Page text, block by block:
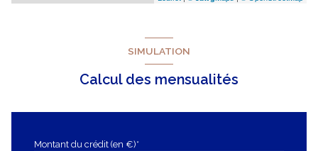
SIMULATION
Calcul des mensualités
Montant du crédit (en €)*